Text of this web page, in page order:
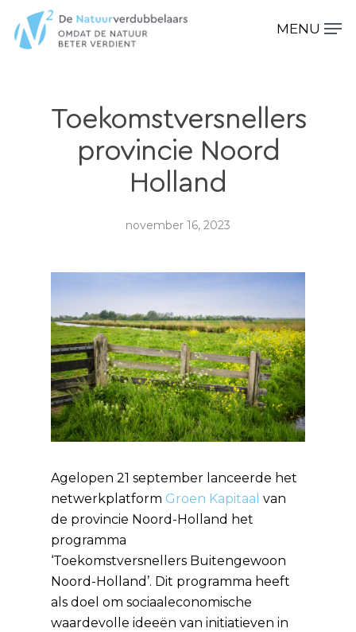
Toekomstversnellers
provincie Noord
Holland
november 16, 2023
Agelopen 21 september lanceerde het
netwerkplatform Groen Kapitaal van
de provincie Noord-Holland het
programma
‘Toekomstversnellers Buitengewoon
Noord-Holland’. Dit programma heeft
als doel om sociaaleconomische
waardevolle ideeën van initiatieven in